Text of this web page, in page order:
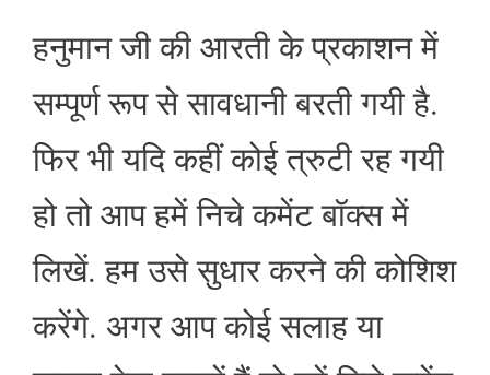
हनुमान जी की आरती के प्रकाशन में
सम्पूर्ण रूप से सावधानी बरती गयी है.
फिर भी यदि कहीं कोई त्रुटी रह गयी
हो तो आप हमें निचे कमेंट बॉक्स में
लिखें. हम उसे सुधार करने की कोशिश
करेंगे. अगर आप कोई सलाह या